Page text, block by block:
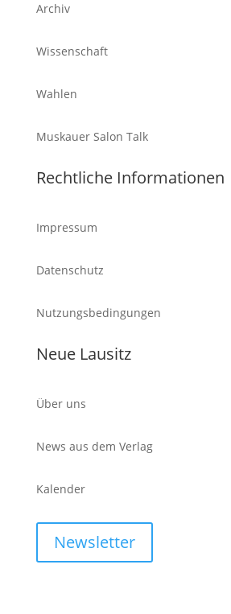
Archiv
Wissenschaft
Wahlen
Muskauer Salon Talk
Rechtliche Informationen
Impressum
Datenschutz
Nutzungsbedingungen
Neue Lausitz
Über uns
News aus dem Verlag
Kalender
Newsletter